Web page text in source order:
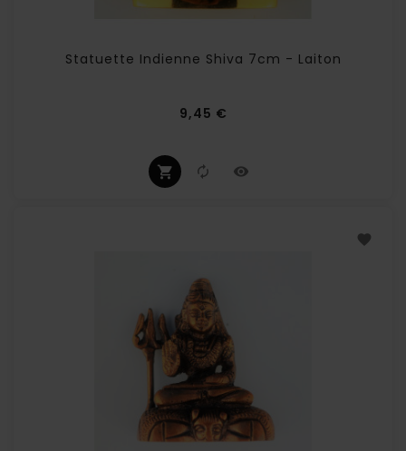
Statuette Indienne Shiva 7cm - Laiton
9,45 €